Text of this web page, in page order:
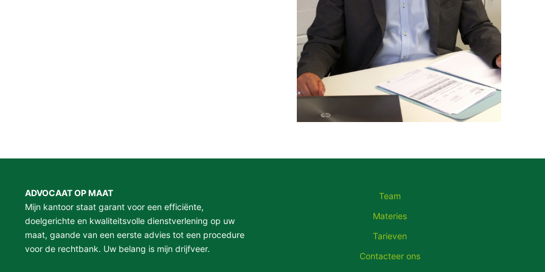
ADVOCAAT OP MAAT
Mijn kantoor staat garant voor een efficiënte,
doelgerichte en kwaliteitsvolle dienstverlening op uw
maat, gaande van een eerste advies tot een procedure
voor de rechtbank. Uw belang is mijn drijfveer.
Team
Materies
Tarieven
Contacteer ons